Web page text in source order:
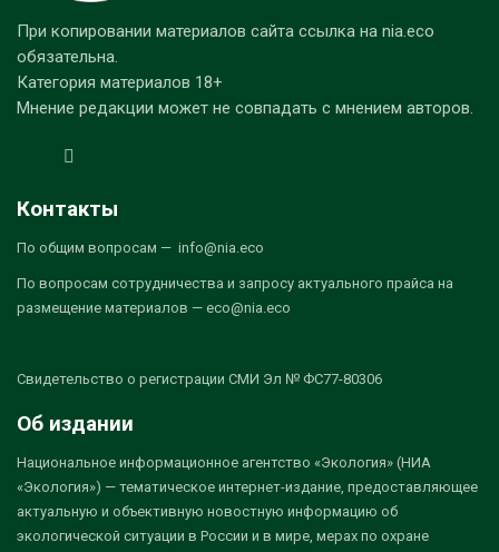
При копировании материалов сайта ссылка на nia.eco
обязательна.
Категория материалов 18+
Мнение редакции может не совпадать с мнением авторов.
Контакты
По общим вопросам — info@nia.eco
По вопросам сотрудничества и запросу актуального прайса на
размещение материалов — eco@nia.eco
Свидетельство о регистрации СМИ Эл № ФС77-80306
Об издании
Национальное информационное агентство «Экология» (НИА
«Экология») — тематическое интернет-издание, предоставляющее
актуальную и объективную новостную информацию об
экологической ситуации в России и в мире, мерах по охране